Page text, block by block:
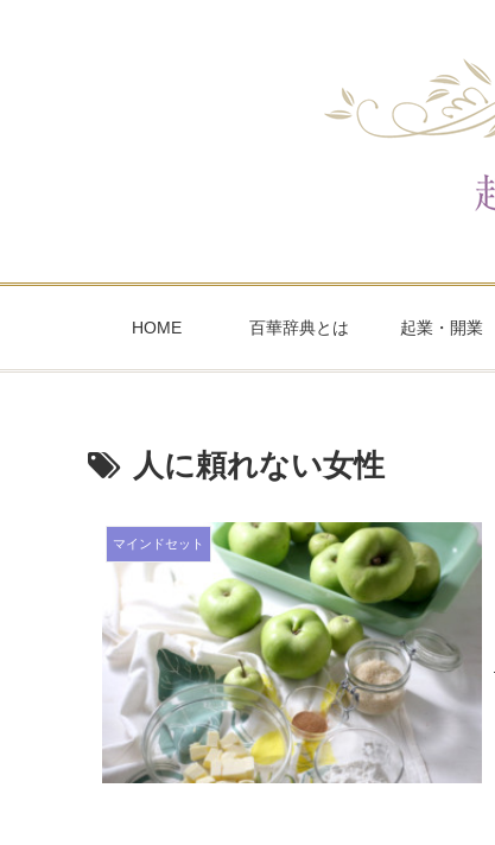
HOME 百華辞典とは 起業・開業
人に頼れない女性
マインドセット